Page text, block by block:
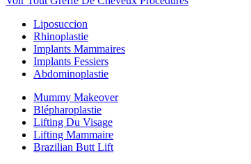
Liposuccion
Rhinoplastie
Implants Mammaires
Implants Fessiers
Abdominoplastie
Mummy Makeover
Blépharoplastie
Lifting Du Visage
Lifting Mammaire
Brazilian Butt Lift